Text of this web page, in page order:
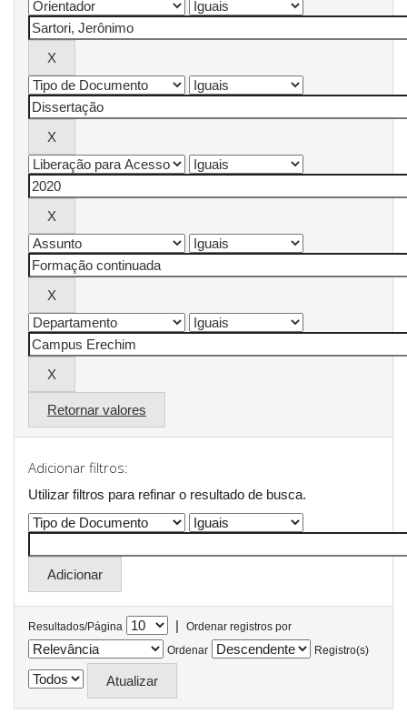
Retornar valores
Adicionar filtros:
Utilizar filtros para refinar o resultado de busca.
Resultados/Página |
Ordenar registros por
Ordenar
Registro(s)